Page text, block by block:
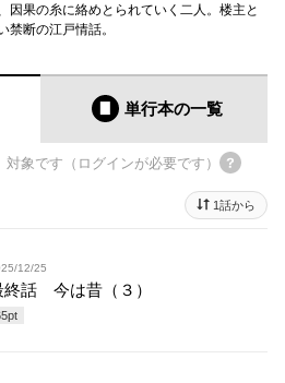
因果の糸に絡めとられていく二人。楼主と
禁断の江戸情話。
単行本の一覧
対象です（ログインが必要です）
1話から
12/25
終話 今は昔（３）
pt